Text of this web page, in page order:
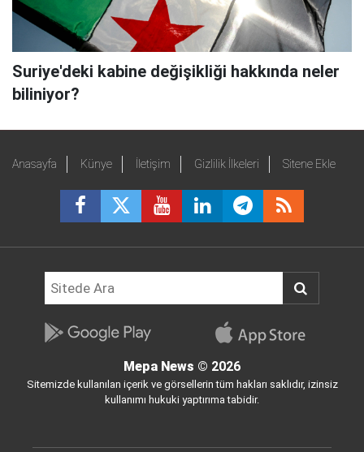
Suriye'deki kabine değişikliği hakkında neler
biliniyor?
Anasayfa Künye İletişim Gizlilik İlkeleri Sitene Ekle
Mepa News © 2026
Sitemizde kullanılan içerik ve görsellerin tüm hakları saklıdır, izinsiz
kullanımı hukuki yaptırıma tabidir.